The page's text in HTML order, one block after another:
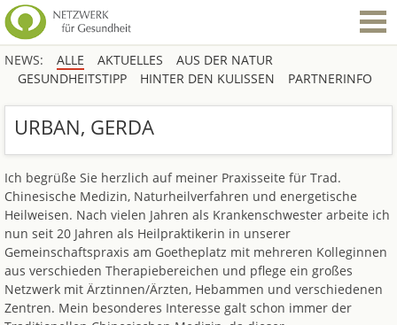
NEWS: ALLE AKTUELLES
AUS DER NATUR
GESUNDHEITSTIPP
HINTER DEN KULISSEN PARTNERINFO
URBAN, GERDA
Ich begrüße Sie herzlich auf meiner Praxisseite für Trad.
Chinesische Medizin, Naturheilverfahren und energetische
Heilweisen. Nach vielen Jahren als Krankenschwester arbeite ich
nun seit 20 Jahren als Heilpraktikerin in unserer
Gemeinschaftspraxis am Goetheplatz mit mehreren Kolleginnen
aus verschieden Therapiebereichen und pflege ein großes
Netzwerk mit Ärztinnen/Ärzten, Hebammen und verschiedenen
Zentren. Mein besonderes Interesse galt schon immer der